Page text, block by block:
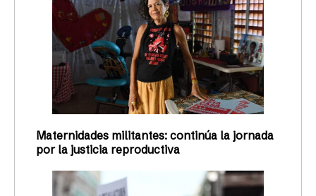
Maternidades militantes: continúa la jornada
por la justicia reproductiva